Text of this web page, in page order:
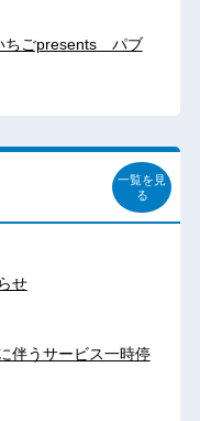
ちごpresents パブ
一覧を見
る
せ
伴うサービス一時停